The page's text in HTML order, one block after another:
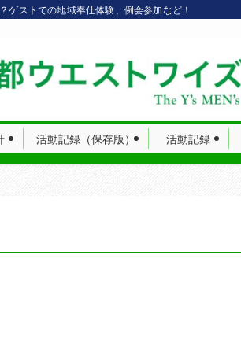
ストでの地域奉仕体験、例会参加など！
活動記録（保存版） 活動記録